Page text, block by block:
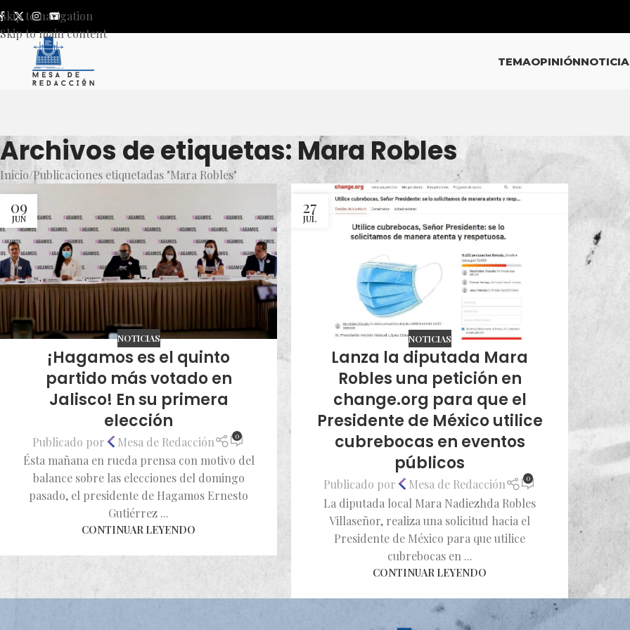
Skip to navigation
Skip to main content
TEMAOPINIÓN
Archivos de etiquetas: Mara Robles
Inicio Publicaciones etiquetadas "Mara Robles"
09
JUN
NOTICIAS
¡Hagamos es el quinto
partido más votado en
Jalisco! En su primera
elección
Publicado por Mesa de Redacción 0
Ésta mañana en rueda prensa con motivo del
balance sobre las elecciones del domingo
pasado, el presidente de Hagamos Ernesto
Gutiérrez ...
CONTINUAR LEYENDO
27
JUL
NOTICIAS
Lanza la diputada Mara
Robles una petición en
change.org para que el
Presidente de México utilice
cubrebocas en eventos
públicos
Publicado por Mesa de Redacción 0
La diputada local Mara Nadiezhda Robles
Villaseñor, realiza una solicitud hacia el
Presidente de México para que utilice
cubrebocas en ...
CONTINUAR LEYENDO